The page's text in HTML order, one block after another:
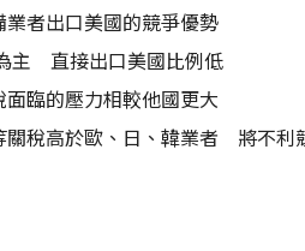
者出口美國的競爭優勢
主 直接出口美國比例低
臨的壓力相較他國更大
關稅高於歐、日、韓業者 將不利